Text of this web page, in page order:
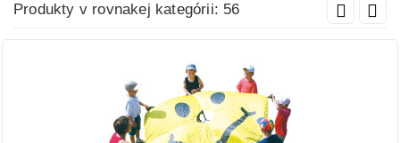
Produkty v rovnakej kategórii: 56